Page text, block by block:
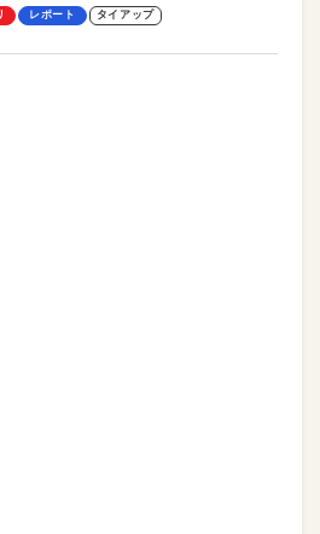
ト、シンプルな操作性がグッド！
レポート タイアップ